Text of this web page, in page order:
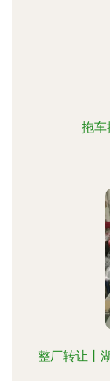
拖车
整厂转让丨